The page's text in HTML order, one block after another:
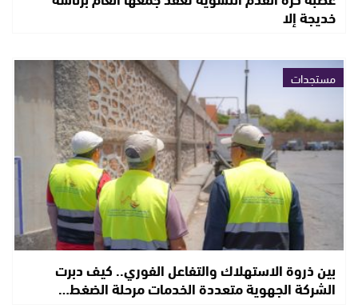
خديجة إلا
مستجدات
بين ذروة الاستهلاك والتفاعل الفوري.. كيف دبرت
الشركة الجهوية متعددة الخدمات مرحلة الضغط…